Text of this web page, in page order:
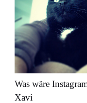
Was wäre
Xavi